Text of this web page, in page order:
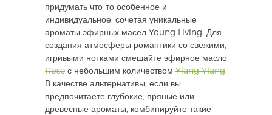
придумать что-то особенное и
индивидуальное, сочетая уникальные
ароматы эфирных масел Young Living. Для
создания атмосферы романтики со свежими,
игривыми нотками смешайте эфирное масло
Rose с небольшим количеством Ylang Ylang.
В качестве альтернативы, если вы
предпочитаете глубокие, пряные или
древесные ароматы, комбинируйте такие